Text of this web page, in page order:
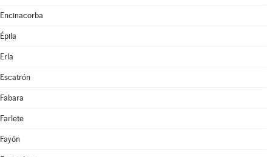
Encinacorba
Épila
Erla
Escatrón
Fabara
Farlete
Fayón